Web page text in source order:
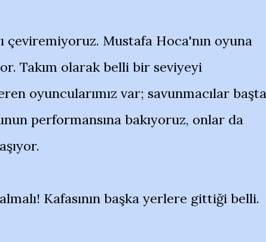
çeviremiyoruz. Mustafa Hoca'nın oyuna
Takım olarak belli bir seviyeyi
oyuncularımız var; savunmacılar başta
performansına bakıyoruz, onlar da
Kafasının başka yerlere gittiği belli.